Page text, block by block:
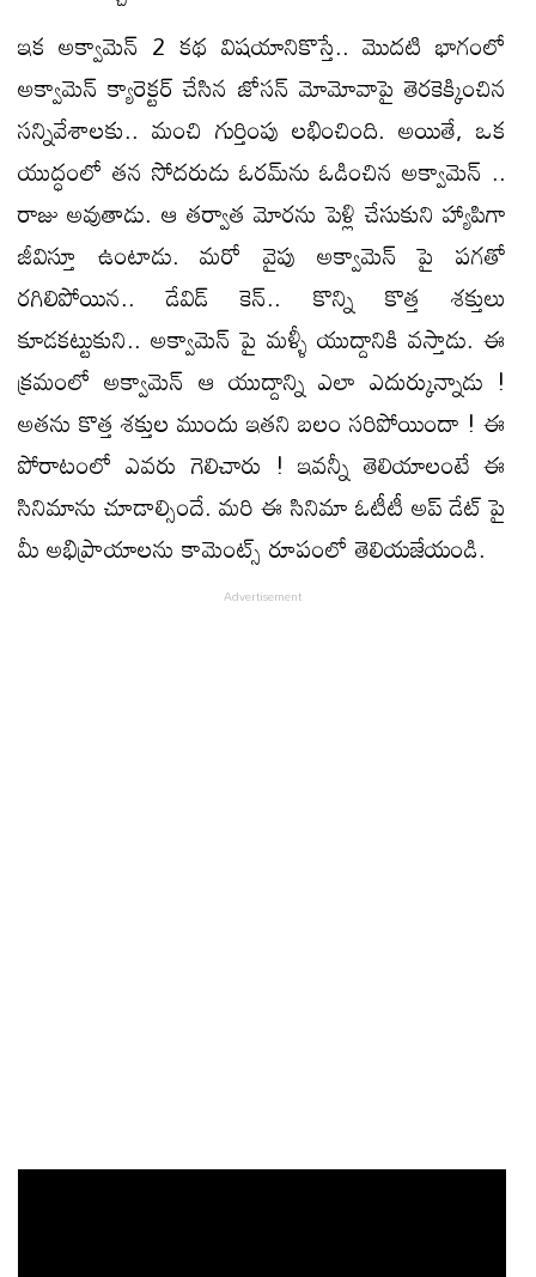
ఇక అక్వామెన్ 2 క‌థ విషయానికొస్తే.. మొదటి భాగంలో
అక్వామెన్ క్యారెక్ట‌ర్ చేసిన జోస‌న్ మోమోవాపై తెరకెక్కించిన
సన్నివేశాలకు.. మంచి గుర్తింపు లభించింది. అయితే, ఒక
యుద్ధంలో తన సోదరుడు ఓర‌మ్‌ను ఓడించిన అక్వామెన్ ..
రాజు అవుతాడు. ఆ తర్వాత మోరను పెళ్లి చేసుకుని హ్యాపిగా
జీవిస్తూ ఉంటాడు. మరో వైపు అక్వామెన్‌ పై పగతో
రగిలిపోయిన.. డేవిడ్ కెన్.. కొన్ని కొత్త శక్తులు
కూడకట్టుకుని.. అక్వామెన్‌ పై మళ్ళీ యుద్దానికి వస్తాడు. ఈ
క్రమంలో అక్వామెన్‌ ఆ యుద్దాన్ని ఎలా ఎదుర్కున్నాడు !
అతను కొత్త శక్తుల ముందు ఇతని బలం సరిపోయిందా ! ఈ
పోరాటంలో ఎవరు గెలిచారు ! ఇవన్నీ తెలియాలంటే ఈ
సినిమాను చూడాల్సిందే. మరి ఈ సినిమా ఓటీటీ అప్ డేట్ పై
మీ అభిప్రాయాలను కామెంట్స్ రూపంలో తెలియజేయండి.